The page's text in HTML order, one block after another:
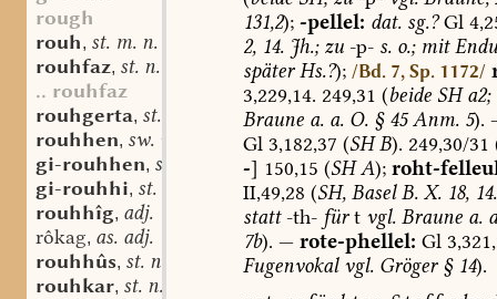
rough
rouh, st. m. n.
rouhfaz, st. n.
.. rouhfaz
rouhgerta, st. f.
rouhhen, sw. v.
gi-rouhhen, sw. v.
gi-rouhhi, st. n.
rouhhîg, adj.
rôkag, as. adj.
rouhhûs, st. n.
rouhkar, st. n.
131,2); -pellel: dat.sg.?Gl
2, 14.Jh.;zu-p- s.o.;mit
späterHs.?); /Bd. 7, Sp. 1172/
3,229,14. 249,31 (beideSHa2;
Braunea.a.O.§45Anm.5).
Gl 3,182,37 (SHB). 249,30/31
-] 150,15 (SH A); roht-
II,49,28 (SH,BaselB.X.18, 14.
statt-th- fürt vgl.Braunea.
7b). — rote-phellel: Gl
Fugenvokalvgl.Gröger§14).